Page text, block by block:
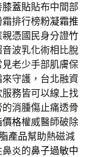
膝蓋貼貼布中間部
排行榜粉凝霜推
憑國民身分證竹
波乳化術相比脫
老少手部肌膚保
守護，台北融資
務皆可以線上找
的消腫傷止痛透骨
價格權威醫師破除
產品幫助熱磁減
炎的鼻子過敏中